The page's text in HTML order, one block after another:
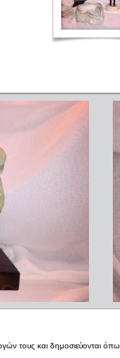
τους και δημοσιεύονται